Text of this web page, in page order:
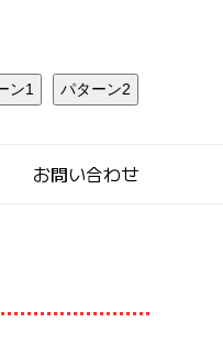
お問い合わせ